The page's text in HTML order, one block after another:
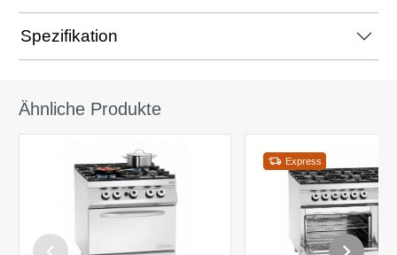
Spezifikation
Ähnliche Produkte
Express